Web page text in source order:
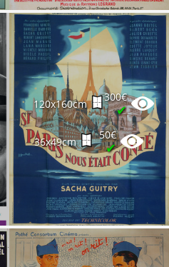
120x160cm
300€
✔
36x49cm
50€
✔